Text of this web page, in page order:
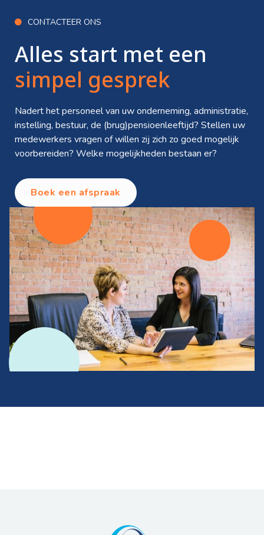
 CONTACTEER ONS
Alles start met een
simpel gesprek
Nadert het personeel van uw onderneming, administratie,
instelling, bestuur, de (brug)pensioenleeftijd? Stellen uw
medewerkers vragen of willen zij zich zo goed mogelijk
voorbereiden? Welke mogelijkheden bestaan er?
Boek een afspraak